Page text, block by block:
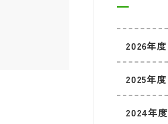
2026年度
2025年度
2024年度